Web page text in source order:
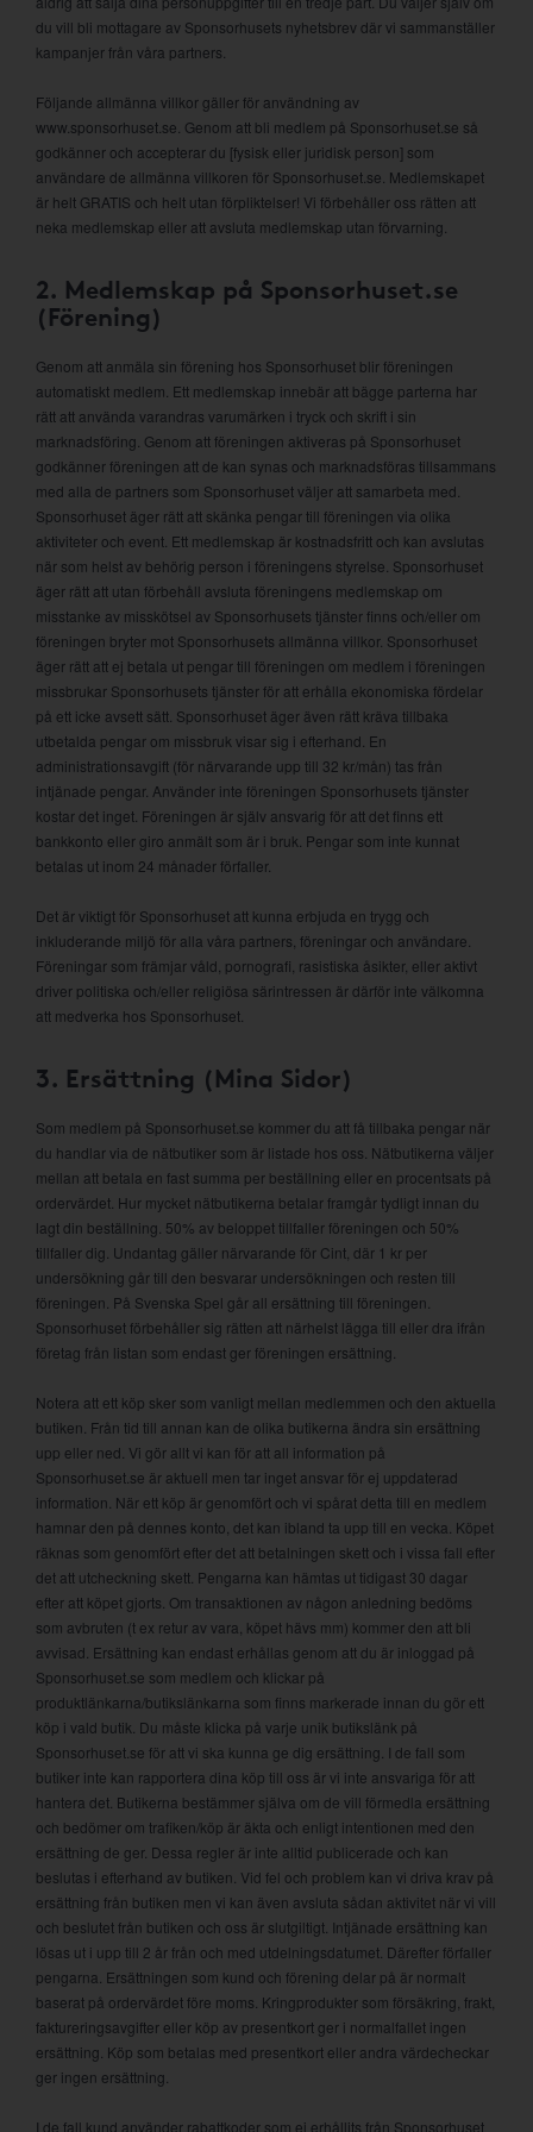
du vill bli mottagare av Sponsorhusets nyhetsbrev där vi sammanställer
kampanjer från våra partners.
Följande allmänna villkor gäller för användning av
www.sponsorhuset.se. Genom att bli medlem på Sponsorhuset.se så
godkänner och accepterar du [fysisk eller juridisk person] som
användare de allmänna villkoren för Sponsorhuset.se. Medlemskapet
är helt GRATIS och helt utan förpliktelser! Vi förbehåller oss rätten att
neka medlemskap eller att avsluta medlemskap utan förvarning.
2. Medlemskap på Sponsorhuset.se
(Förening)
Genom att anmäla sin förening hos Sponsorhuset blir föreningen
automatiskt medlem. Ett medlemskap innebär att bägge parterna har
rätt att använda varandras varumärken i tryck och skrift i sin
marknadsföring. Genom att föreningen aktiveras på Sponsorhuset
godkänner föreningen att de kan synas och marknadsföras tillsammans
med alla de partners som Sponsorhuset väljer att samarbeta med.
Sponsorhuset äger rätt att skänka pengar till föreningen via olika
aktiviteter och event. Ett medlemskap är kostnadsfritt och kan avslutas
när som helst av behörig person i föreningens styrelse. Sponsorhuset
äger rätt att utan förbehåll avsluta föreningens medlemskap om
misstanke av misskötsel av Sponsorhusets tjänster finns och/eller om
föreningen bryter mot Sponsorhusets allmänna villkor. Sponsorhuset
äger rätt att ej betala ut pengar till föreningen om medlem i föreningen
missbrukar Sponsorhusets tjänster för att erhålla ekonomiska fördelar
på ett icke avsett sätt. Sponsorhuset äger även rätt kräva tillbaka
utbetalda pengar om missbruk visar sig i efterhand. En
administrationsavgift (för närvarande upp till 32 kr/mån) tas från
intjänade pengar. Använder inte föreningen Sponsorhusets tjänster
kostar det inget. Föreningen är själv ansvarig för att det finns ett
bankkonto eller giro anmält som är i bruk. Pengar som inte kunnat
betalas ut inom 24 månader förfaller.
Det är viktigt för Sponsorhuset att kunna erbjuda en trygg och
inkluderande miljö för alla våra partners, föreningar och användare.
Föreningar som främjar våld, pornografi, rasistiska åsikter, eller aktivt
driver politiska och/eller religiösa särintressen är därför inte välkomna
att medverka hos Sponsorhuset.
3. Ersättning (Mina Sidor)
Som medlem på Sponsorhuset.se kommer du att få tillbaka pengar när
du handlar via de nätbutiker som är listade hos oss. Nätbutikerna väljer
mellan att betala en fast summa per beställning eller en procentsats på
ordervärdet. Hur mycket nätbutikerna betalar framgår tydligt innan du
lagt din beställning. 50% av beloppet tillfaller föreningen och 50%
tillfaller dig. Undantag gäller närvarande för Cint, där 1 kr per
undersökning går till den besvarar undersökningen och resten till
föreningen. På Svenska Spel går all ersättning till föreningen.
Sponsorhuset förbehåller sig rätten att närhelst lägga till eller dra ifrån
företag från listan som endast ger föreningen ersättning.
Notera att ett köp sker som vanligt mellan medlemmen och den aktuella
butiken. Från tid till annan kan de olika butikerna ändra sin ersättning
upp eller ned. Vi gör allt vi kan för att all information på
Sponsorhuset.se är aktuell men tar inget ansvar för ej uppdaterad
information. När ett köp är genomfört och vi spårat detta till en medlem
hamnar den på dennes konto, det kan ibland ta upp till en vecka. Köpet
räknas som genomfört efter det att betalningen skett och i vissa fall efter
det att utcheckning skett. Pengarna kan hämtas ut tidigast 30 dagar
efter att köpet gjorts. Om transaktionen av någon anledning bedöms
som avbruten (t ex retur av vara, köpet hävs mm) kommer den att bli
avvisad. Ersättning kan endast erhållas genom att du är inloggad på
Sponsorhuset.se som medlem och klickar på
produktlänkarna/butikslänkarna som finns markerade innan du gör ett
köp i vald butik. Du måste klicka på varje unik butikslänk på
Sponsorhuset.se för att vi ska kunna ge dig ersättning. I de fall som
butiker inte kan rapportera dina köp till oss är vi inte ansvariga för att
hantera det. Butikerna bestämmer själva om de vill förmedla ersättning
och bedömer om trafiken/köp är äkta och enligt intentionen med den
ersättning de ger. Dessa regler är inte alltid publicerade och kan
beslutas i efterhand av butiken. Vid fel och problem kan vi driva krav på
ersättning från butiken men vi kan även avsluta sådan aktivitet när vi vill
och beslutet från butiken och oss är slutgiltigt. Intjänade ersättning kan
lösas ut i upp till 2 år från och med utdelningsdatumet. Därefter förfaller
pengarna. Ersättningen som kund och förening delar på är normalt
baserat på ordervärdet före moms. Kringprodukter som försäkring, frakt,
faktureringsavgifter eller köp av presentkort ger i normalfallet ingen
ersättning. Köp som betalas med presentkort eller andra värdecheckar
ger ingen ersättning.
I de fall kund använder rabattkoder som ej erhållits från Sponsorhuset